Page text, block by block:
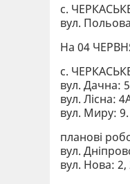
с.
вул.
На 04
с.
вул. Дачна:
вул. Лісна:
вул. Миру: 9.
планові
вул.
вул. Нова: 2,